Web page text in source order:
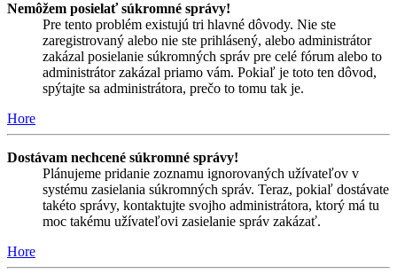
Nemôžem posielať súkromné správy!
Pre tento problém existujú tri hlavné dôvody. Nie ste
zaregistrovaný alebo nie ste prihlásený, alebo administrátor
zakázal posielanie súkromných správ pre celé fórum alebo to
administrátor zakázal priamo vám. Pokiaľ je toto ten dôvod,
spýtajte sa administrátora, prečo to tomu tak je.
Hore
Dostávam nechcené súkromné správy!
Plánujeme pridanie zoznamu ignorovaných užívateľov v
systému zasielania súkromných správ. Teraz, pokiaľ dostávate
takéto správy, kontaktujte svojho administrátora, ktorý má tu
moc takému užívateľovi zasielanie správ zakázať.
Hore